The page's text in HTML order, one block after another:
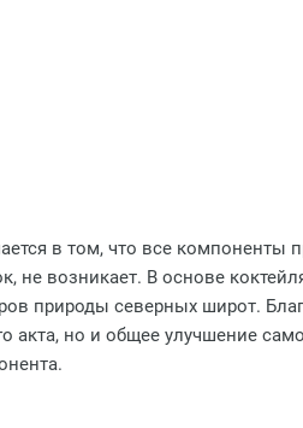
в том, что все компоненты
не возникает. В основе
природы северных широт.
но и общее улучшение